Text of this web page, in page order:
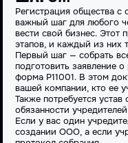
Регистрация общества с
важный шаг для любого
вести свой бизнес. Этот
этапов, и каждый из них
Первый шаг — собрать
подготовить заявление
форма Р11001. В этом
вашей компании, кто ее
Также потребуется
обязанности
Если у вас один
создании ООО, а если